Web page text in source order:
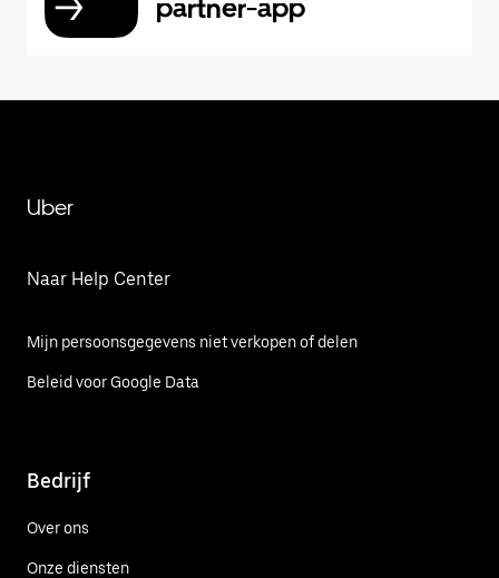
partner-app
Uber
Naar Help Center
Mijn persoonsgegevens niet verkopen of delen
Beleid voor Google Data
Bedrijf
Over ons
Onze diensten